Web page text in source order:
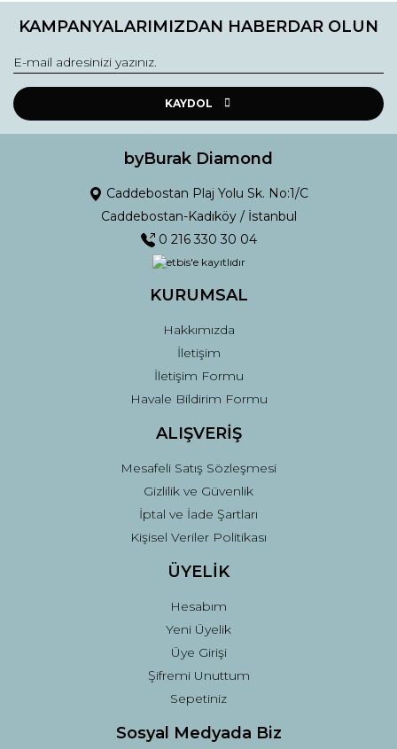
KAMPANYALARIMIZDAN HABERDAR OLUN
KAYDOL
byBurak Diamond
Caddebostan Plaj Yolu Sk. No:1/C
Caddebostan-Kadıköy / İstanbul
0 216 330 30 04
KURUMSAL
Hakkımızda
İletişim
İletişim Formu
Havale Bildirim Formu
ALIŞVERİŞ
Mesafeli Satış Sözleşmesi
Gizlilik ve Güvenlik
İptal ve İade Şartları
Kişisel Veriler Politikası
ÜYELİK
Hesabım
Yeni Üyelik
Üye Girişi
Şifremi Unuttum
Sepetiniz
Sosyal Medyada Biz